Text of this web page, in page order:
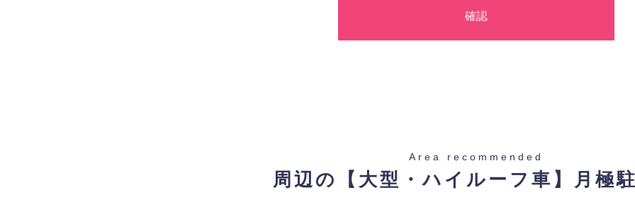
法的義務など正当な理由に基づく要請があった場合を除き、お客様の個人情報をご本人の同意なく第三者に提供いたしませ
5.個人情報の開示・訂正・削除
お客様ご本人から自己の個人情報開示の請求があった場合、すみやかに開示いたします（ご本人であることが確認できな
Area recommended
周辺の【大型・ハイルーフ車】 月極